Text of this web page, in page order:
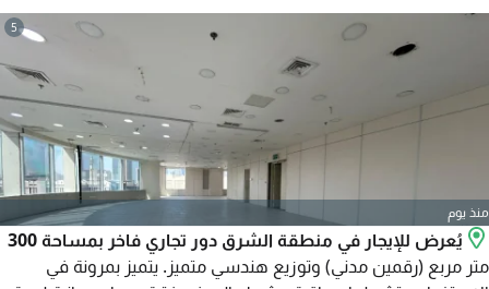
5
منذ يوم
يُعرض للإيجار في منطقة الشرق دور تجاري فاخر بمساحة 300
متر مربع (رقمين مدني) وتوزيع هندسي متميز. يتميز بمرونة في